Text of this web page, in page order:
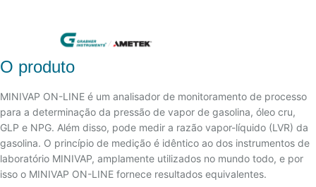
O produto
MINIVAP ON-LINE é um analisador de monitoramento de processo
para a determinação da pressão de vapor de gasolina, óleo cru,
GLP e NPG. Além disso, pode medir a razão vapor-líquido (LVR) da
gasolina. O princípio de medição é idêntico ao dos instrumentos de
laboratório MINIVAP, amplamente utilizados no mundo todo, e por
isso o MINIVAP ON-LINE fornece resultados equivalentes.